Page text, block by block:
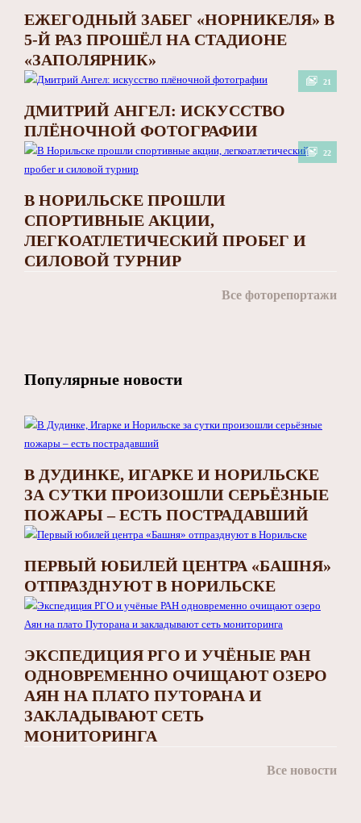
ЕЖЕГОДНЫЙ ЗАБЕГ «НОРНИКЕЛЯ» В
5-Й РАЗ ПРОШЁЛ НА СТАДИОНЕ
«ЗАПОЛЯРНИК»
21
ДМИТРИЙ АНГЕЛ: ИСКУССТВО
ПЛЁНОЧНОЙ ФОТОГРАФИИ
22
В НОРИЛЬСКЕ ПРОШЛИ
СПОРТИВНЫЕ АКЦИИ,
ЛЕГКОАТЛЕТИЧЕСКИЙ ПРОБЕГ И
СИЛОВОЙ ТУРНИР
Все фоторепортажи
Популярные новости
В ДУДИНКЕ, ИГАРКЕ И НОРИЛЬСКЕ
ЗА СУТКИ ПРОИЗОШЛИ СЕРЬЁЗНЫЕ
ПОЖАРЫ – ЕСТЬ ПОСТРАДАВШИЙ
ПЕРВЫЙ ЮБИЛЕЙ ЦЕНТРА «БАШНЯ»
ОТПРАЗДНУЮТ В НОРИЛЬСКЕ
ЭКСПЕДИЦИЯ РГО И УЧЁНЫЕ РАН
ОДНОВРЕМЕННО ОЧИЩАЮТ ОЗЕРО
АЯН НА ПЛАТО ПУТОРАНА И
ЗАКЛАДЫВАЮТ СЕТЬ
МОНИТОРИНГА
Все новости